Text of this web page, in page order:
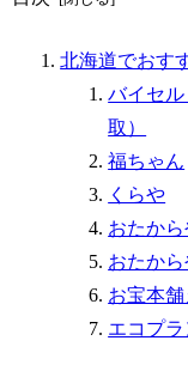
北海道でおす
バイセ
取）
福ちゃん
くらや
おたから
おたか
お宝本
エコプ